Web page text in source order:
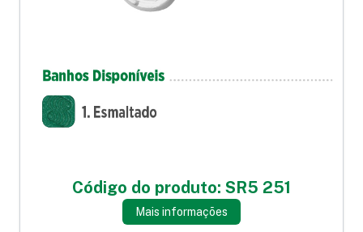
Código do produto: SR5 251
Mais informações